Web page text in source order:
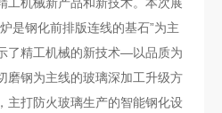
工机械新产品和新技术。本次展
是钢化前排版连线的基石”为主
了精工机械的新技术—以品质为
磨钢为主线的玻璃深加工升级方
打防火玻璃生产的智能钢化设